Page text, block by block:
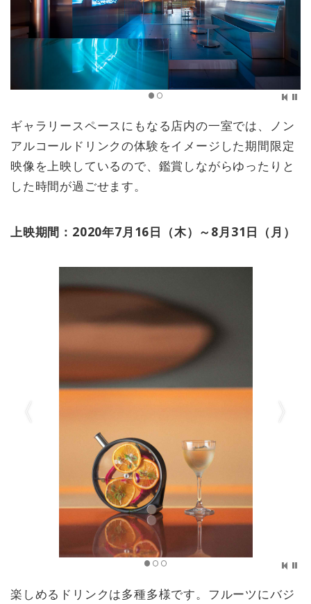
ギャラリースペースにもなる店内の一室では、ノン
アルコールドリンクの体験をイメージした期間限定
映像を上映しているので、鑑賞しながらゆったりと
した時間が過ごせます。
上映期間：2020年7月16日（木）～8月31日（月）
楽しめるドリンクは多種多様です。フルーツにバジ